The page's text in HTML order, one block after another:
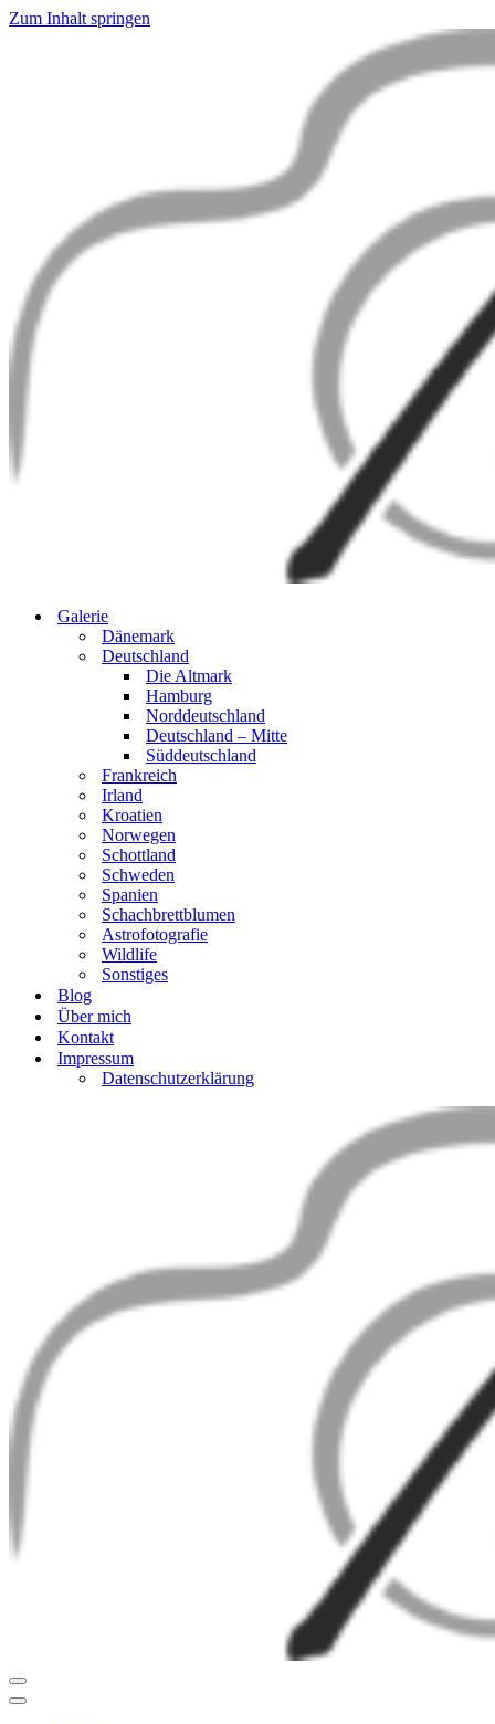
Zum Inhalt springen
Galerie
Dänemark
Deutschland
Die Altmark
Hamburg
Norddeutschland
Deutschland – Mitte
Süddeutschland
Frankreich
Irland
Kroatien
Norwegen
Schottland
Schweden
Spanien
Schachbrettblumen
Astrofotografie
Wildlife
Sonstiges
Blog
Über mich
Kontakt
Impressum
Datenschutzerklärung
Navigationsmenü
Navigationsmenü